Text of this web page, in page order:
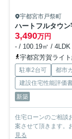
宇都宮市戸祭町
ハートフルタウ
3,490万円
- / 100.19㎡ / 4LDK
宇都宮芳賀ライ
駐車2台可 都市
建設住宅性能評価
新築
住宅ローンのご相談
案させて頂きます。
見る